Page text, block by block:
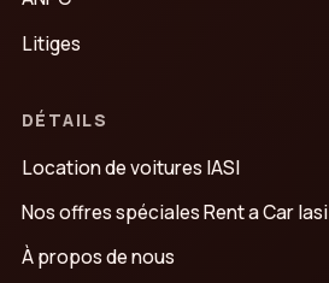
Litiges
DÉTAILS
Location de voitures IASI
Nos offres spéciales Rent a Car Iasi
À propos de nous